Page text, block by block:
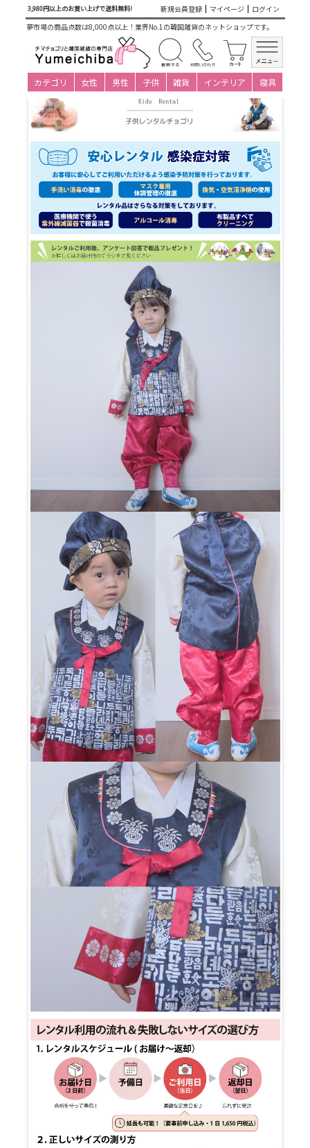
3,980円以上のお買い上げで送料無料! 新規会員登録 マイページ
ログイン
夢市場の商品点数は8,000点以上！業界No.1の韓国雑貨のネットショップです。
カテゴリ 女性 男性 子供 雑貨 インテリア 寝具
商品カテゴリ一覧>仕立て済み衣装(子ども用レンタル) >男の
子レンタルパジチョゴリ>13-14才(身長150～159cm)> 子供レ
ンタルチョゴリ・男の子用No02身長145～150cm前後 12号サ
イズ(目安年令13-14才)